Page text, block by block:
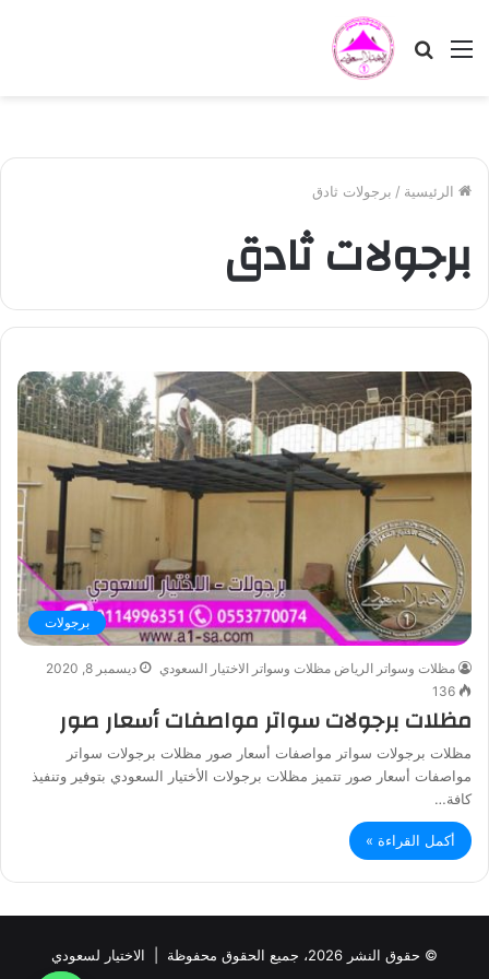
القائمة بحث
الرئيسية / برجولات ثادق
برجولات ثادق
برجولات
مظلات وسواتر الرياض مظلات وسواتر الاختيار السعودي
ديسمبر 8, 2020
136
مظلات برجولات سواتر مواصفات أسعار صور
مظلات برجولات سواتر مواصفات أسعار صور مظلات برجولات سواتر
مواصفات أسعار صور تتميز مظلات برجولات الأختيار السعودي بتوفير وتنفيذ
كافة…
أكمل القراءة »
© حقوق النشر 2026، جميع الحقوق محفوظة | الاختيار لسعودي